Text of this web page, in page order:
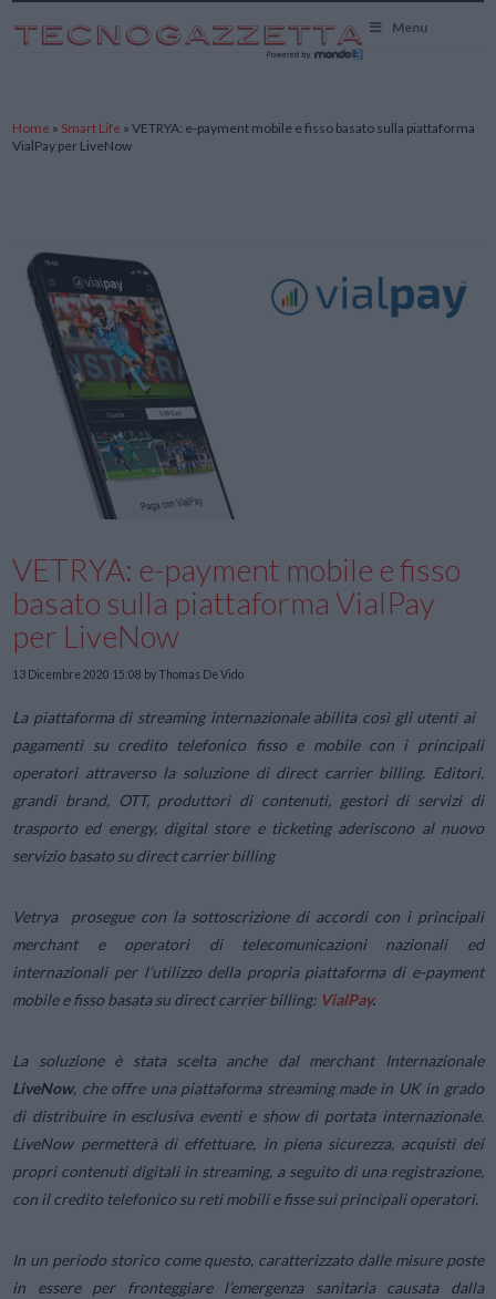
Menu
Home » Smart Life »VETRYA: e-payment mobile e fisso basato sulla piattaforma
VialPay per LiveNow
VETRYA: e-payment mobile e fisso
basato sulla piattaforma VialPay
per LiveNow
13 Dicembre 2020 15:08 by Thomas De Vido
La piattaforma di streaming internazionale abilita così gli utenti ai
pagamenti su credito telefonico fisso e mobile con i principali
operatori attraverso la soluzione di direct carrier billing. Editori,
grandi brand, OTT, produttori di contenuti, gestori di servizi di
trasporto ed energy, digital store e ticketing aderiscono al nuovo
servizio basato su direct carrier billing
Vetrya prosegue con la sottoscrizione di accordi con i principali
merchant e operatori di telecomunicazioni nazionali ed
internazionali per l’utilizzo della propria piattaforma di e-payment
mobile e fisso basata su direct carrier billing: VialPay.
La soluzione è stata scelta anche dal merchant Internazionale
LiveNow, che offre una piattaforma streaming made in UK in grado
di distribuire in esclusiva eventi e show di portata internazionale.
LiveNow permetterà di effettuare, in piena sicurezza, acquisti dei
propri contenuti digitali in streaming, a seguito di una registrazione,
con il credito telefonico su reti mobili e fisse sui principali operatori.
In un periodo storico come questo, caratterizzato dalle misure poste
in essere per fronteggiare l’emergenza sanitaria causata dalla